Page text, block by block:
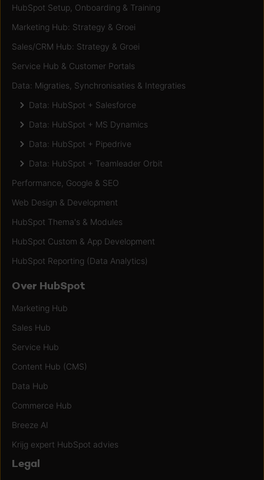
HubSpot Setup, Onboarding & Training
Marketing Hub: Strategy & Groei
Sales/CRM Hub: Strategy & Groei
Service Hub & Customer Portals
Data: Migraties, Synchronisaties & Integraties
Data: HubSpot + Salesforce
Data: HubSpot + MS Dynamics
Data: HubSpot + Pipedrive
Data: HubSpot + Teamleader Orbit
Performance, Google & SEO
Web Design & Development
HubSpot Thema's & Modules
HubSpot Custom & App Development
HubSpot Reporting (Data Analytics)
Over HubSpot
Marketing Hub
Sales Hub
Service Hub
Content Hub (CMS)
Data Hub
Commerce Hub
Breeze AI
Krijg expert HubSpot advies
Legal